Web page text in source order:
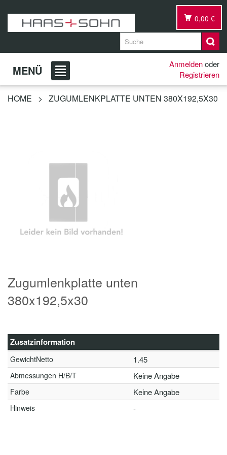
0,00 €
MENÜ Anmeldenoder
Registrieren
HOME > ZUGUMLENKPLATTE UNTEN 380X192,5X30
Zugumlenkplatte unten
380x192,5x30
Zusatzinformation
GewichtNetto 1.45
Abmessungen H/B/T Keine Angabe
Farbe Keine Angabe
Hinweis -